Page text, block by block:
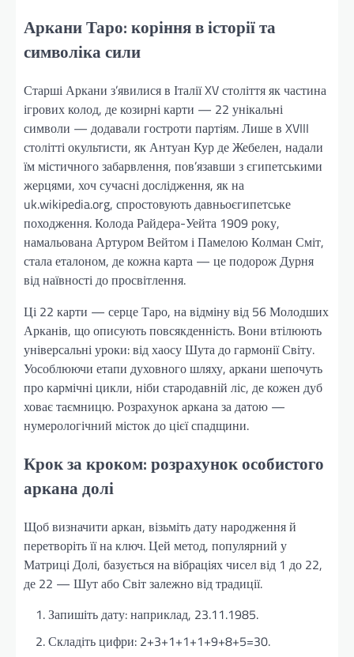
Аркани Таро: коріння в історії та
символіка сили
Старші Аркани з’явилися в Італії XV століття як частина
ігрових колод, де козирні карти — 22 унікальні
символи — додавали гостроти партіям. Лише в XVIII
столітті окультисти, як Антуан Кур де Жебелен, надали
їм містичного забарвлення, пов’язавши з єгипетськими
жерцями, хоч сучасні дослідження, як на
uk.wikipedia.org, спростовують давньоєгипетське
походження. Колода Райдера-Уейта 1909 року,
намальована Артуром Вейтом і Памелою Колман Сміт,
стала еталоном, де кожна карта — це подорож Дурня
від наївності до просвітлення.
Ці 22 карти — серце Таро, на відміну від 56 Молодших
Арканів, що описують повсякденність. Вони втілюють
універсальні уроки: від хаосу Шута до гармонії Світу.
Уособлюючи етапи духовного шляху, аркани шепочуть
про кармічні цикли, ніби стародавній ліс, де кожен дуб
ховає таємницю. Розрахунок аркана за датою —
нумерологічний місток до цієї спадщини.
Крок за кроком: розрахунок особистого
аркана долі
Щоб визначити аркан, візьміть дату народження й
перетворіть її на ключ. Цей метод, популярний у
Матриці Долі, базується на вібраціях чисел від 1 до 22,
де 22 — Шут або Світ залежно від традиції.
Запишіть дату: наприклад, 23.11.1985.
Складіть цифри: 2+3+1+1+1+9+8+5=30.